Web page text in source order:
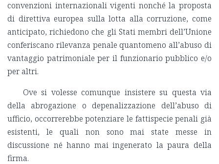
convenzioni internazionali vigenti nonché la proposta
di direttiva europea sulla lotta alla corruzione, come
anticipato, richiedono che gli Stati membri dell’Unione
conferiscano rilevanza penale quantomeno all’abuso di
vantaggio patrimoniale per il funzionario pubblico e/o
per altri.
Ove si volesse comunque insistere su questa via
della abrogazione o depenalizzazione dell’abuso di
ufficio, occorrerebbe potenziare le fattispecie penali già
esistenti, le quali non sono mai state messe in
discussione né hanno mai ingenerato la paura della
firma.